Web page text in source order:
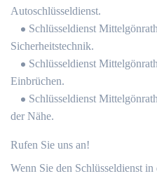
Autoschlüsseldienst.
Schlüsseldienst
Sicherheitstechnik.
Schlüsseldienst
Einbrüchen.
Schlüsseldienst
der Nähe.
Rufen Sie uns an!
Wenn Sie den Schlüsseldienst